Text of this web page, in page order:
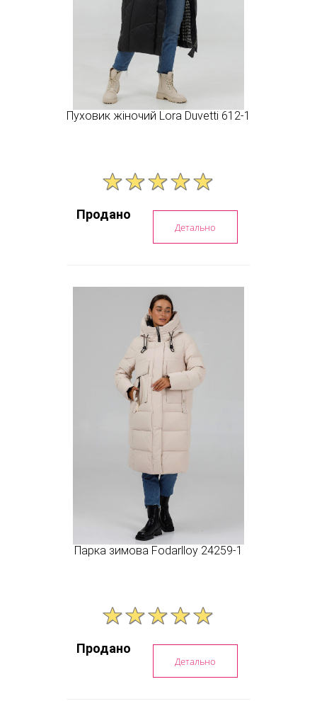
Пуховик жіночий Lora Duvetti 612-1
Продано
Детально
Парка зимова Fodarlloy 24259-1
Продано
Детально